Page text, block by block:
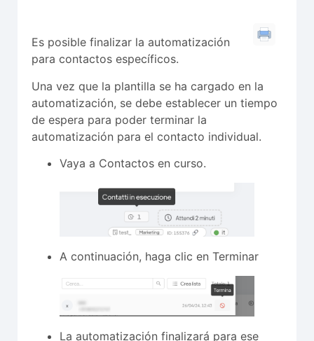
Es posible finalizar la automatización
para contactos específicos.
Una vez que la plantilla se ha cargado en la
automatización, se debe establecer un tiempo
de espera para poder terminar la
automatización para el contacto individual.
Vaya a Contactos en curso.
A continuación, haga clic en Terminar
La automatización finalizará para ese